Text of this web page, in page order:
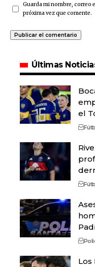
Guarda mi nombre, correo
próxima vez que comente.
Últimas
el
Los